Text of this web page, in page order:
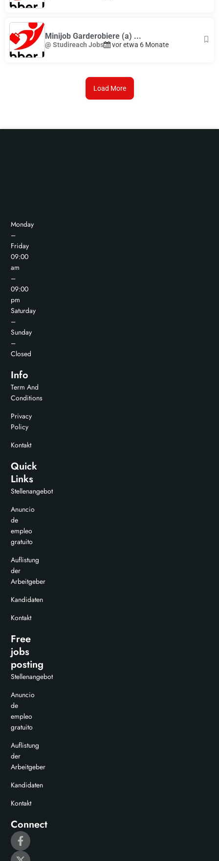
Minijob Garderobiere (a) ...
@ Studireach Jobs vor etwa 6 Monate
Load More
Monday
–
Friday
09:00
am
–
09:00
pm
Saturday
–
Sunday
–
Closed
Info
Term And
Conditions
Privacy
Policy
Kontakt
Quick
Links
Stellenangebot
Anuncio
de
empleo
gratuito
Auflistung
der
Arbeitgeber
Kandidaten
Kontakt
Free
jobs
posting
Stellenangebot
Anuncio
de
empleo
gratuito
Auflistung
der
Arbeitgeber
Kandidaten
Kontakt
Connect